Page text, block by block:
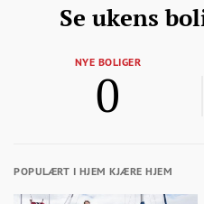
Se ukens
NYE BOLIGER
0
POPULÆRT I HJEM KJÆRE HJEM